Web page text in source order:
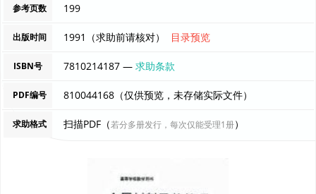
参考页数 199
出版时间 1991（求助前请核对） 目录预览
ISBN号 7810214187 —求助条款
PDF编号 810044168（仅供预览，未存储实际文件）
求助格式 扫描PDF（若分多册发行，每次仅能受理1册）